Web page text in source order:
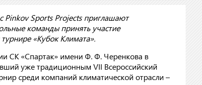
Pinkov Sports Projects приглашают
команды принять участие
«Кубок Климата».
СК «Спартак» имени Ф. Ф. Черенкова в
уже традиционным VII Всероссийский
среди компаний климатической отрасли –